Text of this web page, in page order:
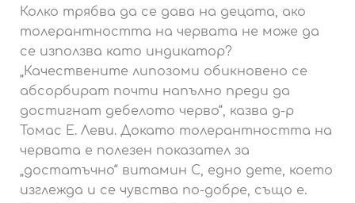
Колко трябва да се дава на децата, ако
толерантността на червата не може да
се използва като индикатор?
„Качествените липозоми обикновено се
абсорбират почти напълно преди да
достигнат дебелото черво“, казва д-р
Томас Е. Леви. Докато толерантността на
червата е полезен показател за
„достатъчно“ витамин С, едно дете, което
изглежда и се чувства по-добре, също е.